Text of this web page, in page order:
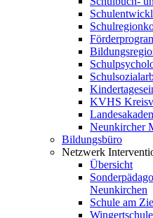
KVHS
Neunkircher
Bildungsbüro
Netzwerk
Übersicht
Neunkirchen
Schule am
Wingertschule